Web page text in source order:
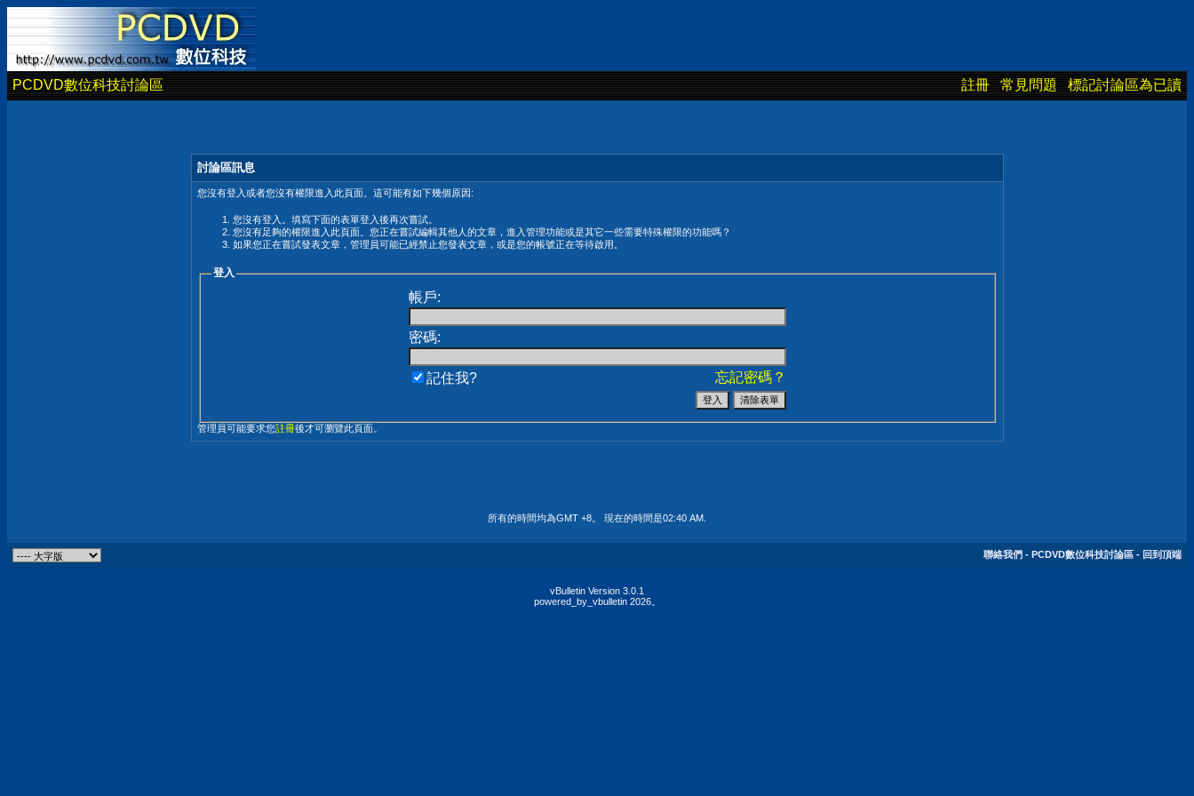
PCDVD數位科技討論區 註冊 常見問題 標記討論區為已讀
討論區訊息
您沒有登入或者您沒有權限進入此頁面。這可能有如下幾個原因:
您沒有登入。填寫下面的表單登入後再次嘗試。
您沒有足夠的權限進入此頁面。您正在嘗試編輯其他人的文章，進入管理功能或是其它一些需要特殊權限的功能嗎？
如果您正在嘗試發表文章，管理員可能已經禁止您發表文章，或是您的帳號正在等待啟用。
登入
帳戶:
密碼:
忘記密碼？
記住我?
管理員可能要求您註冊後才可瀏覽此頁面。
所有的時間均為GMT +8。 現在的時間是02:40 AM
聯絡我們 - PCDVD數位科技討論區 - 回到頂端
vBulletin Version 3.0.1
powered_by_vbulletin 2026。